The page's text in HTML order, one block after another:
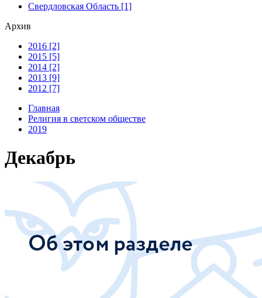
Свердловская Область [1]
Архив
2016 [2]
2015 [5]
2014 [2]
2013 [9]
2012 [7]
Главная
Религия в светском обществе
2019
Декабрь